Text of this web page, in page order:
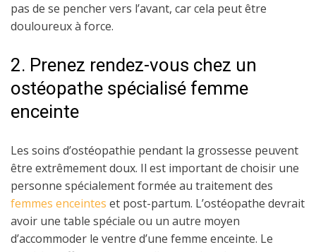
pas de se pencher vers l’avant, car cela peut être
douloureux à force.
2. Prenez rendez-vous chez un
ostéopathe spécialisé femme
enceinte
Les soins d’ostéopathie pendant la grossesse peuvent
être extrêmement doux. Il est important de choisir une
personne spécialement formée au traitement des
femmes enceintes et post-partum. L’ostéopathe devrait
avoir une table spéciale ou un autre moyen
d’accommoder le ventre d’une femme enceinte. Le